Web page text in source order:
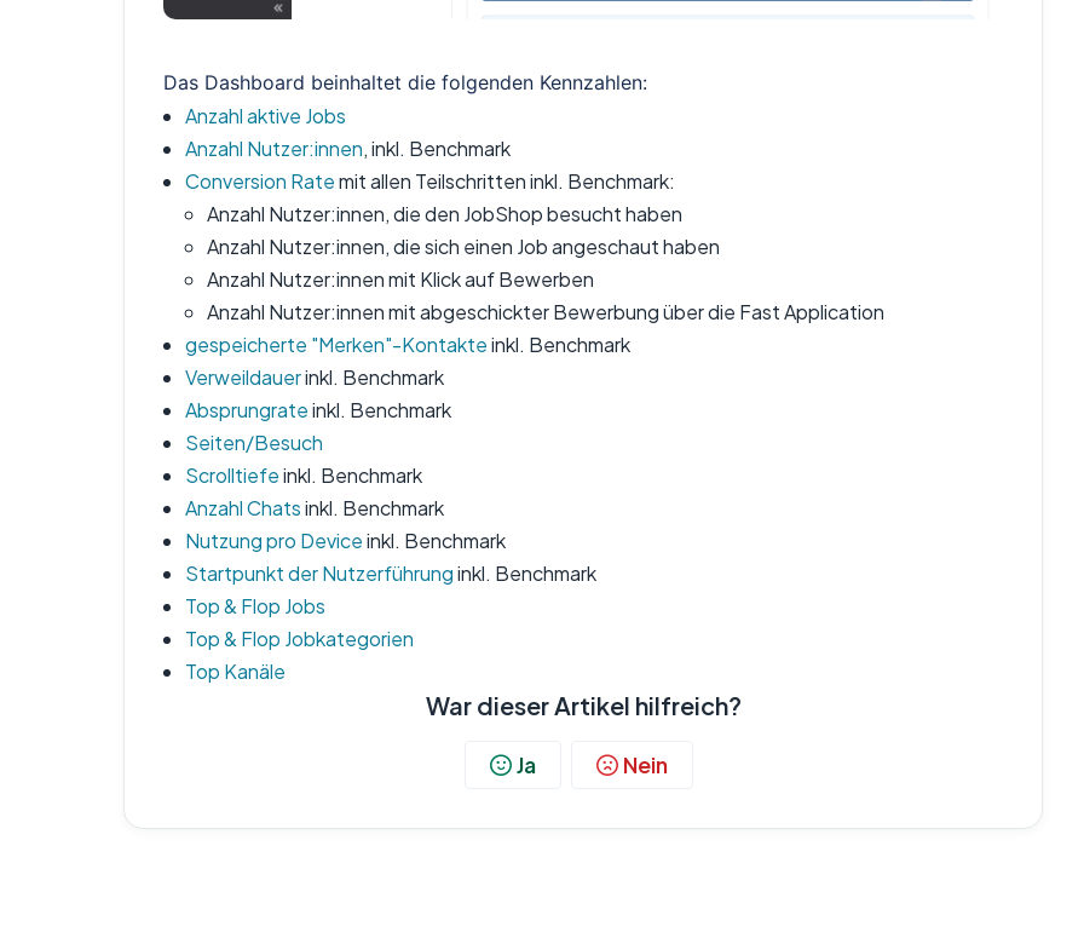
Das Dashboard beinhaltet die folgenden Kennzahlen:
Anzahl aktive Jobs
Anzahl Nutzer:innen, inkl. Benchmark
Conversion Ratemit allen Teilschritten inkl. Benchmark:
Anzahl Nutzer:innen, die den JobShop besucht haben
Anzahl Nutzer:innen, die sich einen Job angeschaut haben
Anzahl Nutzer:innen mit Klick auf Bewerben
Anzahl Nutzer:innen mit abgeschickter Bewerbung über die Fast Application
gespeicherte "Merken"-Kontakteinkl. Benchmark
Verweildauerinkl. Benchmark
Absprungrateinkl. Benchmark
Seiten/Besuch
Scrolltiefeinkl. Benchmark
Anzahl Chatsinkl. Benchmark
Nutzung pro Deviceinkl. Benchmark
Startpunkt der Nutzerführunginkl. Benchmark
Top & Flop Jobs
Top & Flop Jobkategorien
Top Kanäle
War dieser Artikel hilfreich?
Nein
Ja